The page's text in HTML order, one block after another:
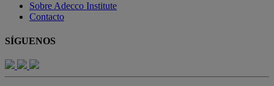
Sobre Adecco Institute
Contacto
SÍGUENOS